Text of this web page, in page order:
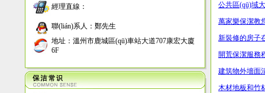
經理直線：
聯(lián)系人：鄭先生
地址：溫州市鹿城區(qū)車站大道707康宏大廈
6F
公共區(qū)域
萬家樂保潔教
新裝修的房子
開荒保潔服務
建筑物外墻面
木材地板和竹